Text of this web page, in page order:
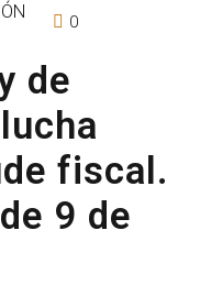
0
de
fiscal.
9 de